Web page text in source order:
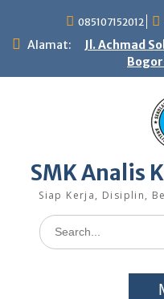
content
085107152012
Alamat:
Jl. Achmad
SMK Analis
Siap Kerja, Disiplin,
Search
for: